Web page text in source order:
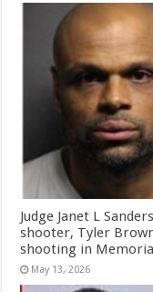
Judge Janet L
shooter, Tyler
shooting in
May 13, 2026